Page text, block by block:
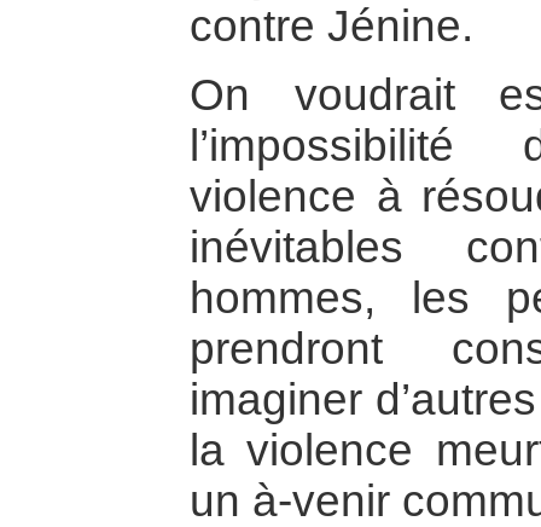
contre Jénine.
On voudrait
violence à
inévitables
hommes, les
prendront
imaginer
la violence
un à-venir